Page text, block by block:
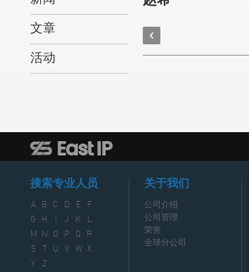
文章
活动
搜索专业人员
A B C D E
F
G
H J K
L
M
N O P Q
R
S
U V W X
Y
Z
关于我们
公司介绍
公司管理
荣誉
全球分公司